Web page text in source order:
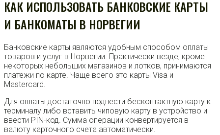
КАК ИСПОЛЬЗОВАТЬ БАНКОВСКИЕ КАРТЫ
И БАНКОМАТЫ В НОРВЕГИИ
Банковские карты являются удобным способом оплаты
товаров и услуг в Норвегии. Практически везде, кроме
некоторых небольших магазинов и лотков, принимаются
платежи по карте. Чаще всего это карты Visa и
Mastercard.
Для оплаты достаточно поднести бесконтактную карту к
терминалу либо вставить чиповую карту в устройство и
ввести PIN-код. Сумма операции конвертируется в
валюту карточного счета автоматически.